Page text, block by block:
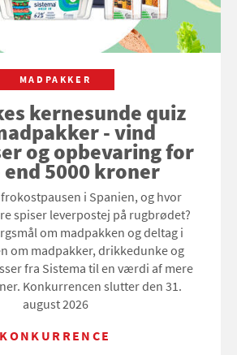
MADPAKKER
kernesunde quiz
- vind
og opbevaring for
5000 kroner
i Spanien, og hvor
spiser leverpostej på rugbrødet?
om madpakken og deltag i
om madpakker, drikkedunke og
fra Sistema til en værdi af mere
Konkurrencen slutter den 31.
august 2026
KONKURRENCE